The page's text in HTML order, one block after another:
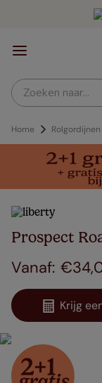
Zoeken naar...
Home Rolgordijnen
Prospect
€34,
Krijg